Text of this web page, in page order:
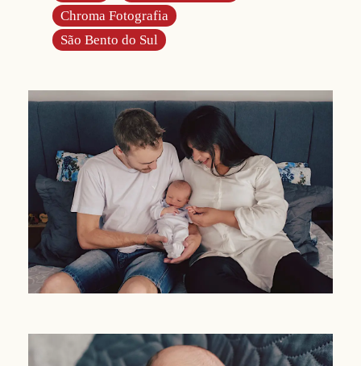
Chroma Fotografia
São Bento do Sul